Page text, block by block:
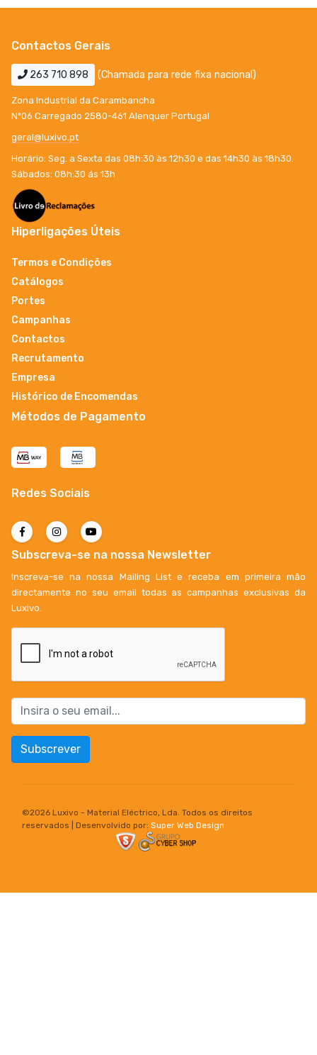
Contactos Gerais
263 710 898 (Chamada para rede fixa nacional)
Zona Industrial da Carambancha
Nº06 Carregado 2580-461 Alenquer Portugal
geral@luxivo.pt
Horário: Seg. a Sexta das 08h:30 às 12h30 e das 14h30 às 18h30.
Sábados: 08h:30 ás 13h
Hiperligações Úteis
Termos e Condições
Catálogos
Portes
Campanhas
Contactos
Recrutamento
Empresa
Histórico de Encomendas
Métodos de Pagamento
Redes Sociais
Subscreva-se na nossa Newsletter
Inscreva-se na nossa Mailing List e receba em primeira mão
directamente no seu email todas as campanhas exclusivas da
Luxivo.
Subscrever
©2026 Luxivo - Material Eléctrico, Lda. Todos os direitos
reservados | Desenvolvido por: Super Web Design